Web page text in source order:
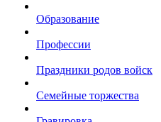
Образование
Профессии
Праздники родов войск
Семейные торжества